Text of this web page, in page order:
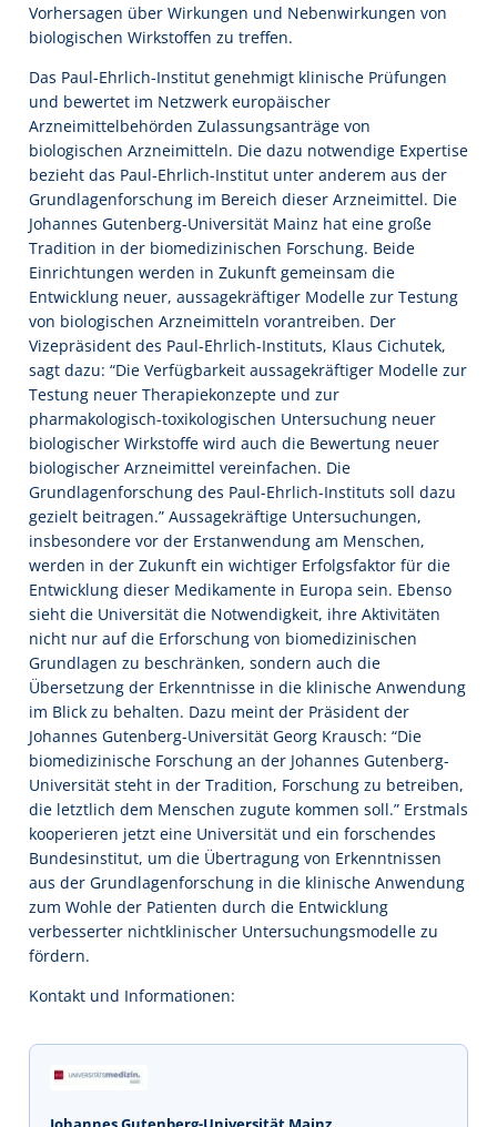
Vorhersagen über Wirkungen und Nebenwirkungen von
biologischen Wirkstoffen zu treffen.
Das Paul-Ehrlich-Institut genehmigt klinische Prüfungen
und bewertet im Netzwerk europäischer
Arzneimittelbehörden Zulassungsanträge von
biologischen Arzneimitteln. Die dazu notwendige Expertise
bezieht das Paul-Ehrlich-Institut unter anderem aus der
Grundlagenforschung im Bereich dieser Arzneimittel. Die
Johannes Gutenberg-Universität Mainz hat eine große
Tradition in der biomedizinischen Forschung. Beide
Einrichtungen werden in Zukunft gemeinsam die
Entwicklung neuer, aussagekräftiger Modelle zur Testung
von biologischen Arzneimitteln vorantreiben. Der
Vizepräsident des Paul-Ehrlich-Instituts, Klaus Cichutek,
sagt dazu: “Die Verfügbarkeit aussagekräftiger Modelle zur
Testung neuer Therapiekonzepte und zur
pharmakologisch-toxikologischen Untersuchung neuer
biologischer Wirkstoffe wird auch die Bewertung neuer
biologischer Arzneimittel vereinfachen. Die
Grundlagenforschung des Paul-Ehrlich-Instituts soll dazu
gezielt beitragen.” Aussagekräftige Untersuchungen,
insbesondere vor der Erstanwendung am Menschen,
werden in der Zukunft ein wichtiger Erfolgsfaktor für die
Entwicklung dieser Medikamente in Europa sein. Ebenso
sieht die Universität die Notwendigkeit, ihre Aktivitäten
nicht nur auf die Erforschung von biomedizinischen
Grundlagen zu beschränken, sondern auch die
Übersetzung der Erkenntnisse in die klinische Anwendung
im Blick zu behalten. Dazu meint der Präsident der
Johannes Gutenberg-Universität Georg Krausch: “Die
biomedizinische Forschung an der Johannes Gutenberg-
Universität steht in der Tradition, Forschung zu betreiben,
die letztlich dem Menschen zugute kommen soll.” Erstmals
kooperieren jetzt eine Universität und ein forschendes
Bundesinstitut, um die Übertragung von Erkenntnissen
aus der Grundlagenforschung in die klinische Anwendung
zum Wohle der Patienten durch die Entwicklung
verbesserter nichtklinischer Untersuchungsmodelle zu
fördern.
Kontakt und Informationen: